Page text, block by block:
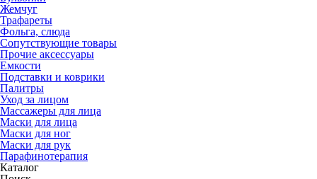
Жемчуг
Трафареты
Фольга, слюда
Сопутствующие товары
Прочие аксессуары
Емкости
Подставки и коврики
Палитры
Уход за лицом
Массажеры для лица
Маски для лица
Маски для ног
Маски для рук
Парафино­терапия
Каталог